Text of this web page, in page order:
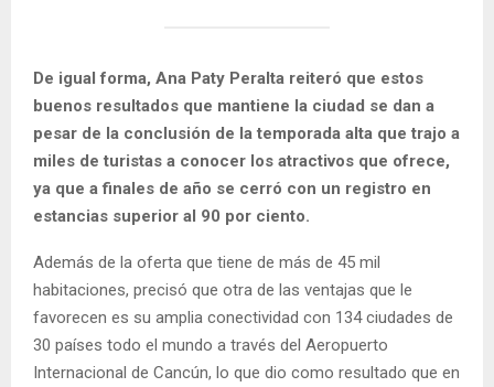
De igual forma, Ana Paty Peralta reiteró que estos
buenos resultados que mantiene la ciudad se dan a
pesar de la conclusión de la temporada alta que trajo a
miles de turistas a conocer los atractivos que ofrece,
ya que a finales de año se cerró con un registro en
estancias superior al 90 por ciento.
Además de la oferta que tiene de más de 45 mil
habitaciones, precisó que otra de las ventajas que le
favorecen es su amplia conectividad con 134 ciudades de
30 países todo el mundo a través del Aeropuerto
Internacional de Cancún, lo que dio como resultado que en